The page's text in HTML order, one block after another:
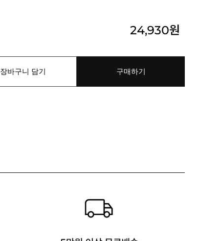
24,930원
장바구니 담기 구매하기